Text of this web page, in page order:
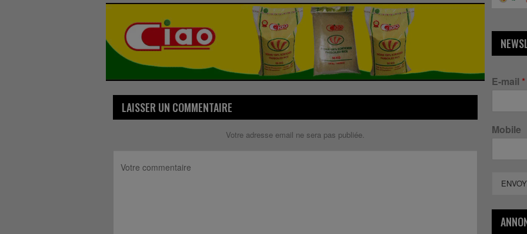
LAISSER UN COMMENTAIRE
Votre adresse email ne sera pas publiée.
E-mail *
Mobile